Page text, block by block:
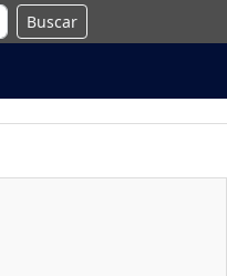
Buscar